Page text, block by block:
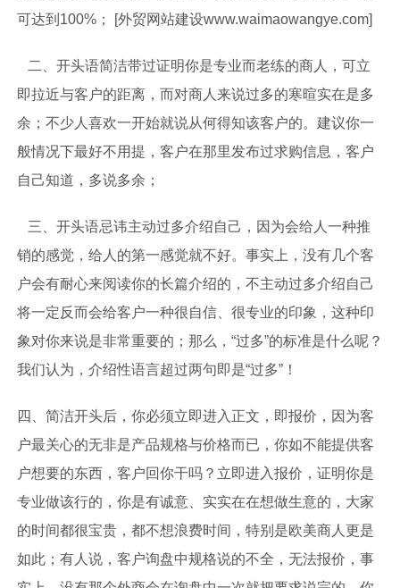
可达到100%； [外贸网站建设www.waimaowangye.com]
二、开头语简洁带过证明你是专业而老练的商人，可立
即拉近与客户的距离，而对商人来说过多的寒暄实在是多
余；不少人喜欢一开始就说从何得知该客户的。建议你一
般情况下最好不用提，客户在那里发布过求购信息，客户
自己知道，多说多余；
三、开头语忌讳主动过多介绍自己，因为会给人一种推
销的感觉，给人的第一感觉就不好。事实上，没有几个客
户会有耐心来阅读你的长篇介绍的，不主动过多介绍自己
将一定反而会给客户一种很自信、很专业的印象，这种印
象对你来说是非常重要的；那么，“过多”的标准是什么呢？
我们认为，介绍性语言超过两句即是“过多”！
四、简洁开头后，你必须立即进入正文，即报价，因为客
户最关心的无非是产品规格与价格而已，你如不能提供客
户想要的东西，客户回你干吗？立即进入报价，证明你是
专业做该行的，你是有诚意、实实在在想做生意的，大家
的时间都很宝贵，都不想浪费时间，特别是欧美商人更是
如此；有人说，客户询盘中规格说的不全，无法报价，事